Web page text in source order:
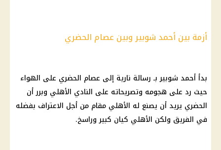
أزمة بين أحمد شوبير وبين عصام الحضري
بدأ أحمد شوبيربـ رسالة نارية إلى عصام الحضري على الهواء
حيث رد على هجومه وتصريحاته على النادي الأهلي وبرر أن
الحضري يريد أن يصنع له الأهلي مقام من أجل الاعتراف بفضله
في الفريق ولكن الأهلي كيان كبير وراسخ.